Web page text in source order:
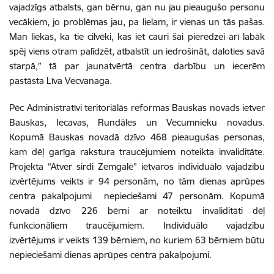
vajadzīgs atbalsts, gan bērnu, gan nu jau pieaugušo personu
vecākiem, jo problēmas jau, pa lielam, ir vienas un tās pašas.
Man liekas, ka tie cilvēki, kas iet cauri šai pieredzei arī labāk
spēj viens otram palīdzēt, atbalstīt un iedrošināt, daloties savā
starpā,” tā par jaunatvērtā centra darbību un iecerēm
pastāsta Līva Vecvanaga.
Pēc Administratīvi teritoriālās reformas Bauskas novads ietver
Bauskas, Iecavas, Rundāles un Vecumnieku novadus.
Kopumā Bauskas novadā dzīvo 468 pieaugušas personas,
kam dēļ garīga rakstura traucējumiem noteikta invaliditāte.
Projekta “Atver sirdi Zemgalē” ietvaros individuālo vajadzību
izvērtējums veikts ir 94 personām, no tām dienas aprūpes
centra pakalpojumi nepieciešami 47 personām. Kopumā
novadā dzīvo 226 bērni ar noteiktu invaliditāti dēļ
funkcionāliem traucējumiem. Individuālo vajadzību
izvērtējums ir veikts 139 bērniem, no kuriem 63 bērniem būtu
nepieciešami dienas aprūpes centra pakalpojumi.